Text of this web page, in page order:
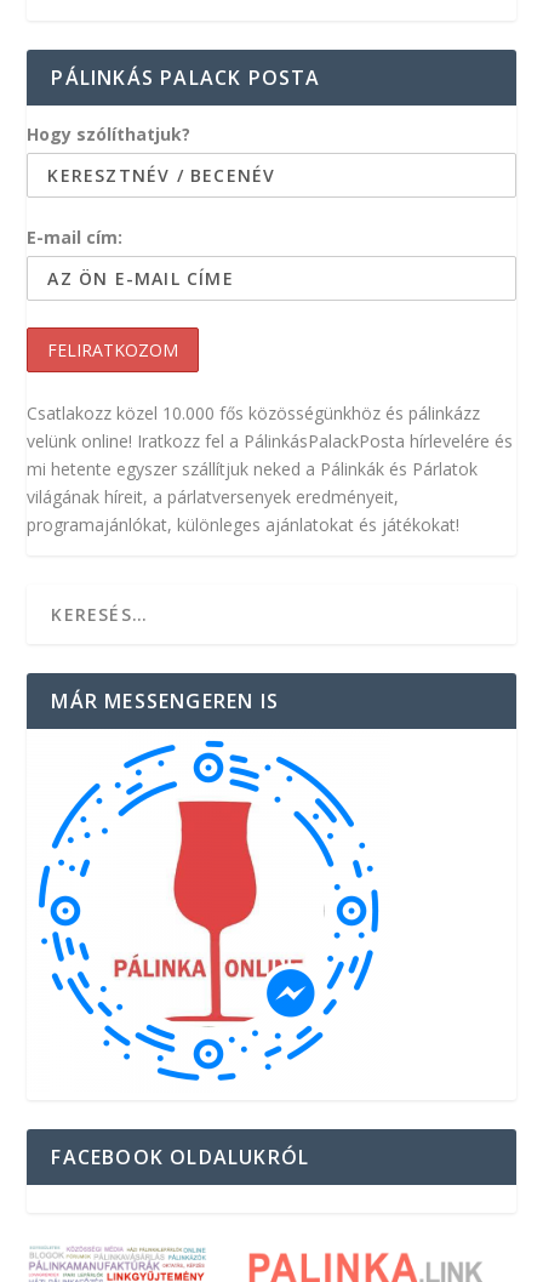
PÁLINKÁS PALACK POSTA
Hogy szólíthatjuk?
E-mail cím:
Csatlakozz közel 10.000 fős közösségünkhöz és pálinkázz
velünk online! Iratkozz fel a PálinkásPalackPosta hírlevelére és
mi hetente egyszer szállítjuk neked a Pálinkák és Párlatok
világának híreit, a párlatversenyek eredményeit,
programajánlókat, különleges ajánlatokat és játékokat!
MÁR MESSENGEREN IS
FACEBOOK OLDALUKRÓL